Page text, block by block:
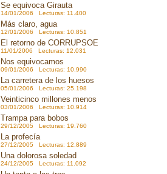
Se equivoca Girauta
14/01/2006 Lecturas: 11.400
Más claro, agua
12/01/2006 Lecturas: 10.851
El retorno de CORRUPSOE
11/01/2006 Lecturas: 12.031
Nos equivocamos
09/01/2006 Lecturas: 10.990
La carretera de los huesos
05/01/2006 Lecturas: 25.198
Veinticinco millones menos
03/01/2006 Lecturas: 10.914
Trampa para bobos
29/12/2005 Lecturas: 19.760
La profecía
27/12/2005 Lecturas: 12.889
Una dolorosa soledad
24/12/2005 Lecturas: 11.092